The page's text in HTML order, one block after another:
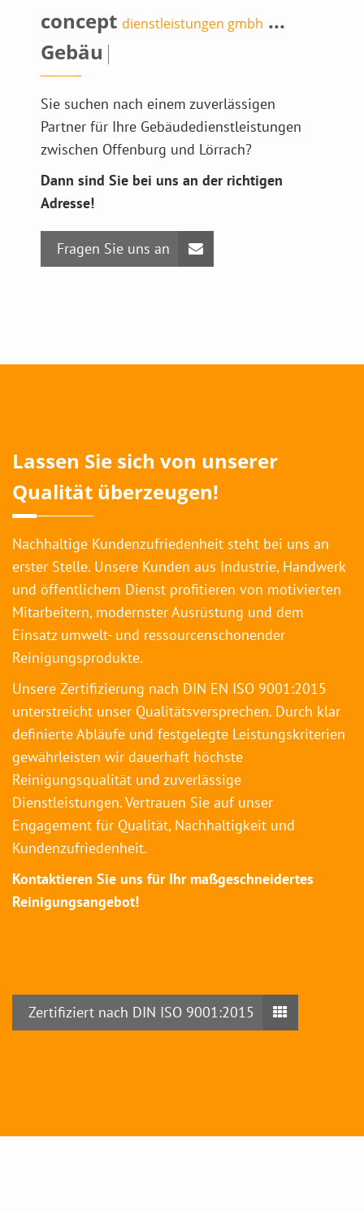
concept dienstleistungen gmbh ...
Gebäudedie
Sie suchen nach einem zuverlässigen
Partner für Ihre Gebäudedienstleistungen
zwischen Offenburg und Lörrach?
Dann sind Sie bei uns an der richtigen
Adresse!
Fragen Sie uns an
Lassen Sie sich von unserer
Qualität überzeugen!
Nachhaltige Kundenzufriedenheit steht bei uns an
erster Stelle. Unsere Kunden aus Industrie, Handwerk
und öffentlichem Dienst profitieren von motivierten
Mitarbeitern, modernster Ausrüstung und dem
Einsatz umwelt- und ressourcenschonender
Reinigungsprodukte.
Unsere Zertifizierung nach DIN EN ISO 9001:2015
unterstreicht unser Qualitätsversprechen. Durch klar
definierte Abläufe und festgelegte Leistungskriterien
gewährleisten wir dauerhaft höchste
Reinigungsqualität und zuverlässige
Dienstleistungen. Vertrauen Sie auf unser
Engagement für Qualität, Nachhaltigkeit und
Kundenzufriedenheit.
Kontaktieren Sie uns für Ihr maßgeschneidertes
Reinigungsangebot!
Zertifiziert nach DIN ISO 9001:2015